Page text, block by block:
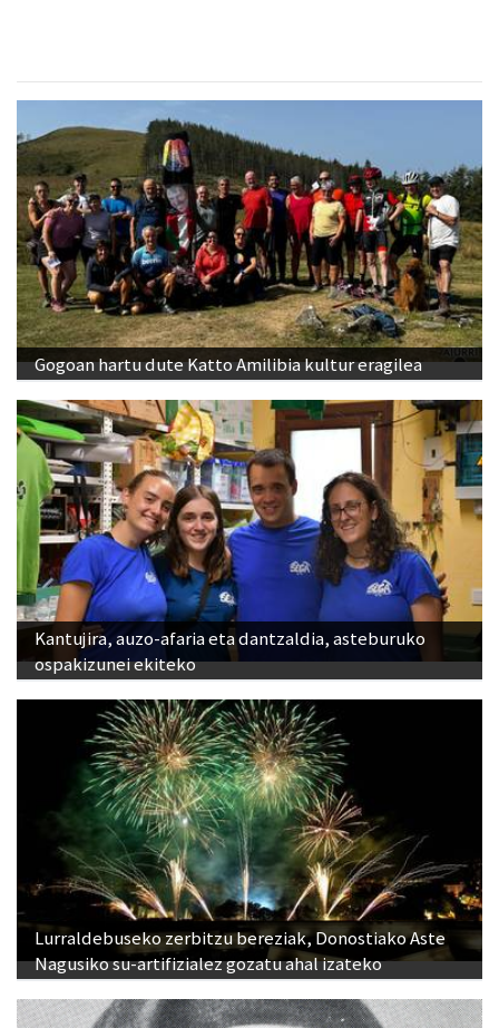
Gogoan hartu dute Katto Amilibia kultur eragilea
Kantujira, auzo-afaria eta dantzaldia, asteburuko
ospakizunei ekiteko
Lurraldebuseko zerbitzu bereziak, Donostiako Aste
Nagusiko su-artifizialez gozatu ahal izateko